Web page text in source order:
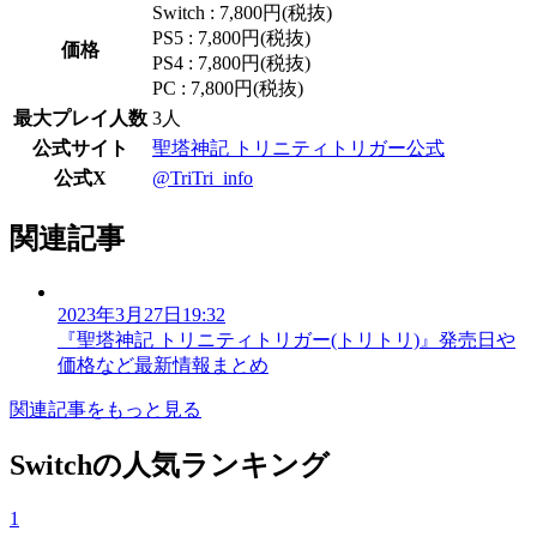
価格
Switch : 7,800円(税抜)
PS5 : 7,800円(税抜)
PS4 : 7,800円(税抜)
PC : 7,800円(税抜)
最大プレイ人数 3人
公式サイト
聖塔神記 トリニティトリガー公式
公式X
@TriTri_info
関連記事
2023年3月27日19:32
『聖塔神記 トリニティトリガー(トリトリ)』発売日や
価格など最新情報まとめ
関連記事をもっと見る
Switchの人気ランキング
1